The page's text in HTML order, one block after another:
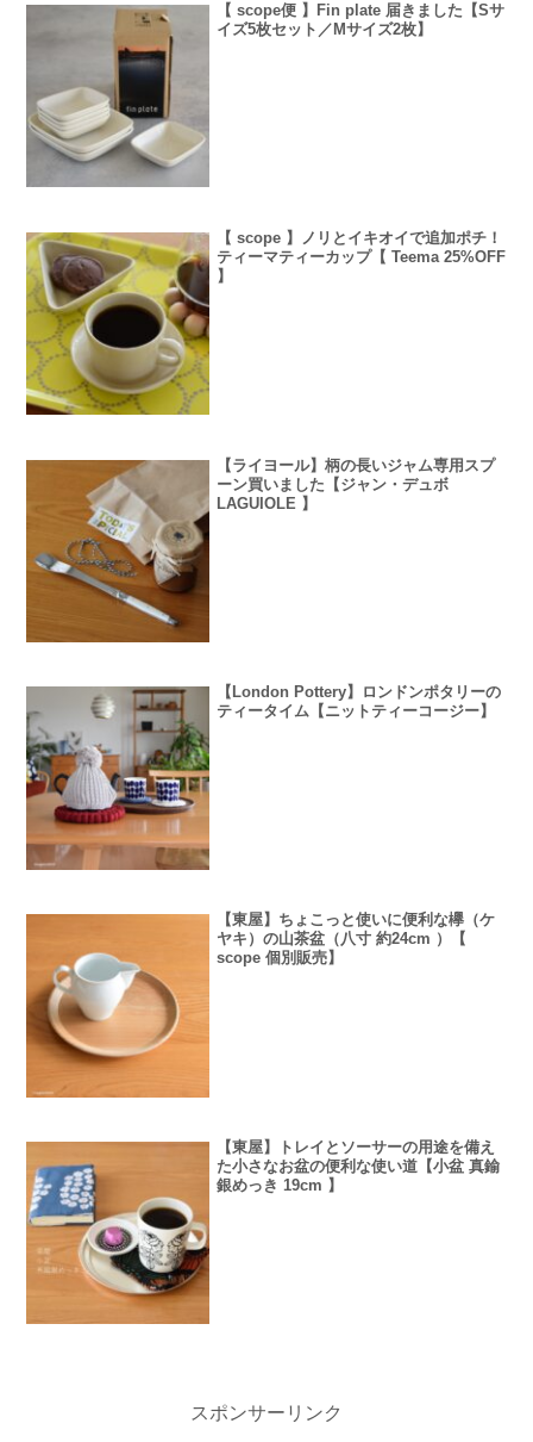
【 scope便 】Fin plate 届きました【Sサ
イズ5枚セット／Mサイズ2枚】
【 scope 】ノリとイキオイで追加ポチ！
ティーマティーカップ【 Teema 25%OFF
】
【ライヨール】柄の長いジャム専用スプ
ーン買いました【ジャン・デュボ
LAGUIOLE 】
【London Pottery】ロンドンポタリーの
ティータイム【ニットティーコージー】
【東屋】ちょこっと使いに便利な欅（ケ
ヤキ）の山茶盆（八寸 約24cm ）【
scope 個別販売】
【東屋】トレイとソーサーの用途を備え
た小さなお盆の便利な使い道【小盆 真鍮
銀めっき 19cm 】
スポンサーリンク